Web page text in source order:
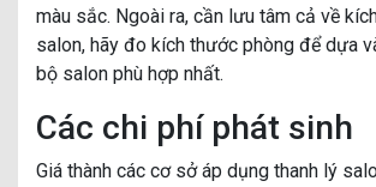
màu sắc. Ngoài ra, cần lưu tâm cả về
salon, hãy đo kích thước phòng để dựa
bộ salon phù hợp nhất.
Các chi phí phát sinh
Giá thành các cơ sở áp dụng thanh lý